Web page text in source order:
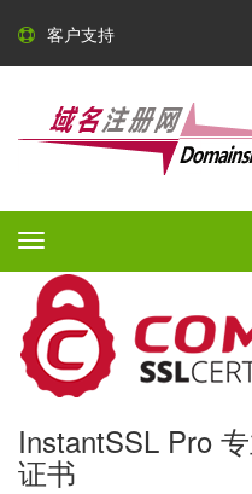
客户支持
Toggle
navigation
Comodo
Comodo - 大
机构
会为任何公司或组织提供完美
InstantSSL Pro
证书